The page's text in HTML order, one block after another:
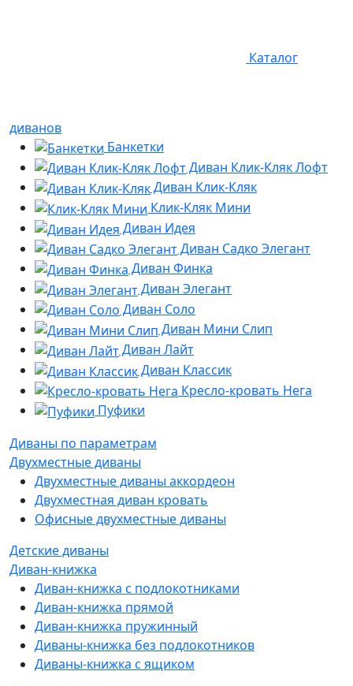
Каталог
диванов
Банкетки
Диван Клик-Кляк Лофт
Диван Клик-Кляк
Клик-Кляк Мини
Диван Идея
Диван Садко Элегант
Диван Финка
Диван Элегант
Диван Соло
Диван Мини Слип
Диван Лайт
Диван Классик
Кресло-кровать Нега
Пуфики
Диваны по параметрам
Двухместные диваны
Двухместные диваны аккордеон
Двухместная диван кровать
Офисные двухместные диваны
Детские диваны
Диван-книжка
Диван-книжка с подлокотниками
Диван-книжка прямой
Диван-книжка пружинный
Диваны-книжка без подлокотников
Диваны-книжка с ящиком